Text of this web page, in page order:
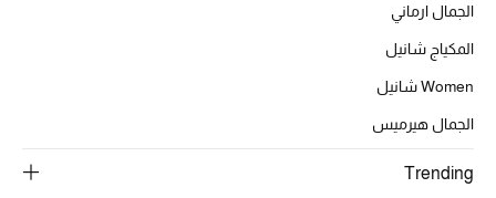
أبرز المصممين
أحذية مختارة
الجمال ارماني
المكياج شانيل
Women شانيل
الجمال هيرميس
Trending